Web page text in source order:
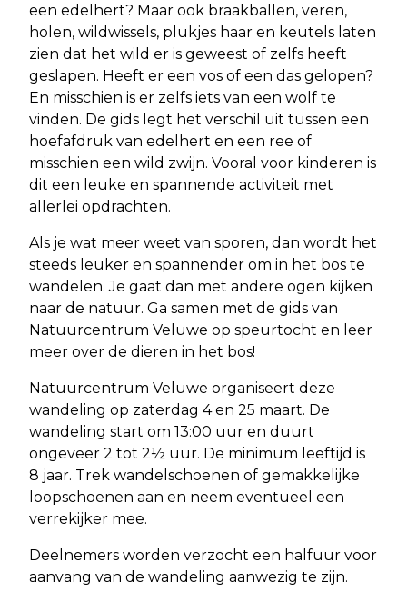
een edelhert? Maar ook braakballen, veren,
holen, wildwissels, plukjes haar en keutels laten
zien dat het wild er is geweest of zelfs heeft
geslapen. Heeft er een vos of een das gelopen?
En misschien is er zelfs iets van een wolf te
vinden. De gids legt het verschil uit tussen een
hoefafdruk van edelhert en een ree of
misschien een wild zwijn. Vooral voor kinderen is
dit een leuke en spannende activiteit met
allerlei opdrachten.
Als je wat meer weet van sporen, dan wordt het
steeds leuker en spannender om in het bos te
wandelen. Je gaat dan met andere ogen kijken
naar de natuur. Ga samen met de gids van
Natuurcentrum Veluwe op speurtocht en leer
meer over de dieren in het bos!
Natuurcentrum Veluwe organiseert deze
wandeling op zaterdag 4 en 25 maart. De
wandeling start om 13:00 uur en duurt
ongeveer 2 tot 2½ uur. De minimum leeftijd is
8 jaar. Trek wandelschoenen of gemakkelijke
loopschoenen aan en neem eventueel een
verrekijker mee.
Deelnemers worden verzocht een halfuur voor
aanvang van de wandeling aanwezig te zijn.